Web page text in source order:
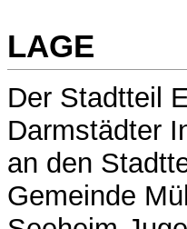
LAGE
Der Stadtteil
Darmstädter
an den
Gemeinde